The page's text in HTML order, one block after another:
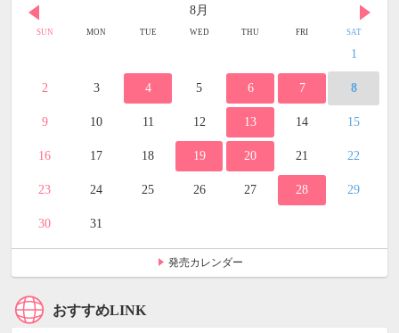
8月
SUN MON TUE WED THU FRI SAT
1
2 3 4 5 6 7 8
9 10 11 12 13 14 15
16 17 18 19 20 21 22
23 24 25 26 27 28 29
30 31
発売カレンダー
おすすめLINK